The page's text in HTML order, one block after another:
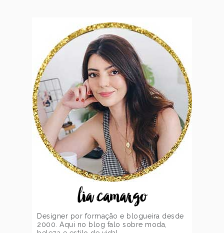
lia camargo
Designer por formação e blogueira desde
2000. Aqui no blog falo sobre moda,